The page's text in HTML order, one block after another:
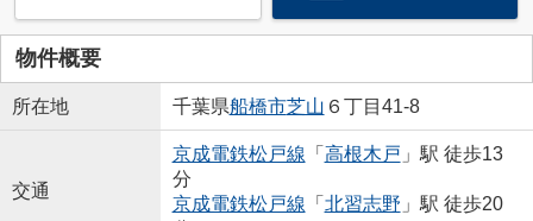
物件概要
所在地 千葉県船橋市芝山 ６丁目41-8
交通
京成電鉄松戸線 「 高根木戸 」駅 徒歩13
分
京成電鉄松戸線 「 北習志野 」駅 徒歩20